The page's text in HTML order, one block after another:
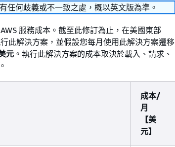
任何歧義或不一致之處，概以英文版為準。
服務成本。截至此修訂為止，在美國東部
此解決方案，並假設您每月使用此解決方案遷移
元 。執行此解決方案的成本取決於載入、請求、
成本/
月
【美
元】